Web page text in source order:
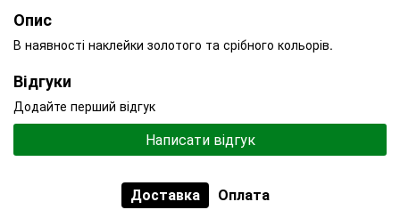
Опис
В наявності наклейки золотого та срібного кольорів.
Відгуки
Додайте перший відгук
Написати відгук
Доставка Оплата